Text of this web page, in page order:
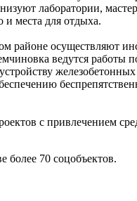
лаборатории,
места для отдыха.
районе осуществляют
ведутся работы
с привлечением
более 70 соцобъектов.